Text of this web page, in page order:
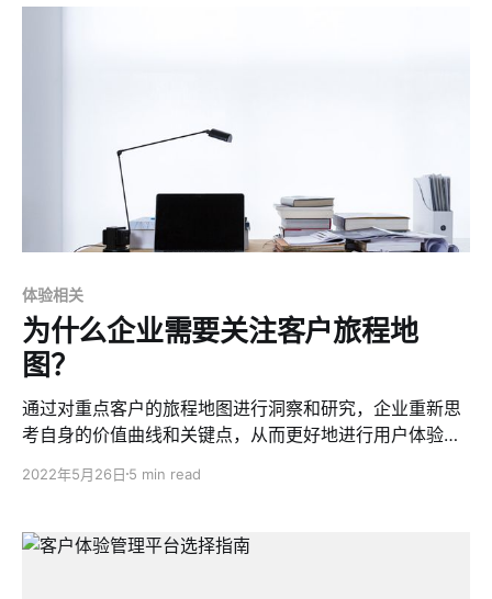
体验相关
为什么企业需要关注客户旅程地
图？
通过对重点客户的旅程地图进行洞察和研究，企业重新思
考自身的价值曲线和关键点，从而更好地进行用户体验创
2022年5月26日 5 min read